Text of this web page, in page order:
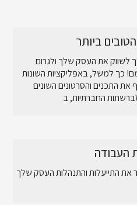
ביותר
את העסק שלך ולגרום
כך למשל, באפליקציות השונות
התכנים והסרטונים השונים
העבודה
התייעלות והתנהלות העסק שלך